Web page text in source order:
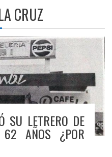
CRUZ
SU LETRERO DE
62 AÑOS ¿POR